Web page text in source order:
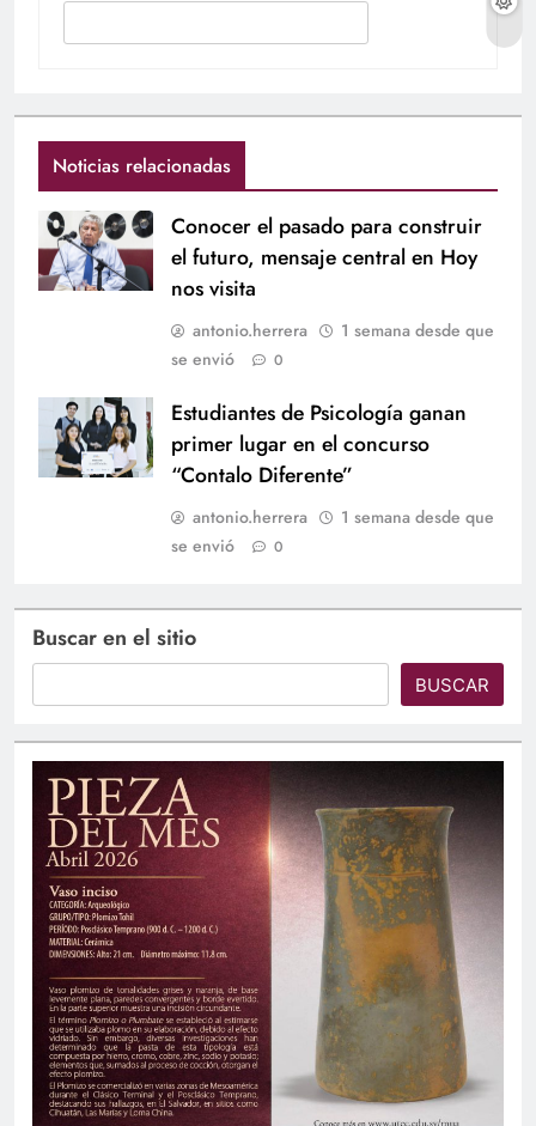
Noticias relacionadas
Conocer el pasado para construir
el futuro, mensaje central en Hoy
nos visita
antonio.herrera
1 semana desde que
se envió
0
Estudiantes de Psicología ganan
primer lugar en el concurso
“Contalo Diferente”
antonio.herrera
1 semana desde que
se envió
0
Buscar en el sitio
BUSCAR